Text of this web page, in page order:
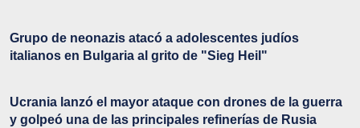
Grupo de neonazis atacó a adolescentes judíos
italianos en Bulgaria al grito de "Sieg Heil"
Ucrania lanzó el mayor ataque con drones de la guerra
y golpeó una de las principales refinerías de Rusia